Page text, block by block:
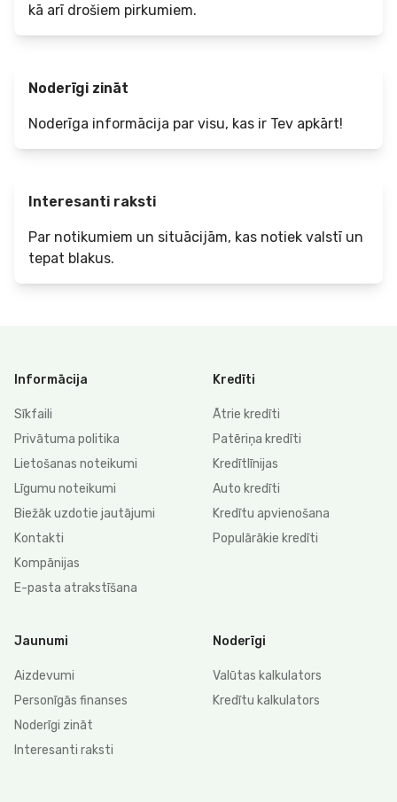
kā arī drošiem pirkumiem.
Noderīgi zināt
Noderīga informācija par visu, kas ir Tev apkārt!
Interesanti raksti
Par notikumiem un situācijām, kas notiek valstī un
tepat blakus.
Informācija
Sīkfaili
Privātuma politika
Lietošanas noteikumi
Līgumu noteikumi
Biežāk uzdotie jautājumi
Kontakti
Kompānijas
E-pasta atrakstīšana
Kredīti
Ātrie kredīti
Patēriņa kredīti
Kredītlīnijas
Auto kredīti
Kredītu apvienošana
Populārākie kredīti
Jaunumi
Aizdevumi
Personīgās finanses
Noderīgi zināt
Interesanti raksti
Noderīgi
Valūtas kalkulators
Kredītu kalkulators